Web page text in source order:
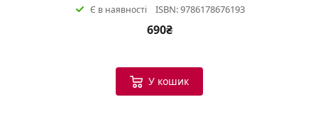
Є в наявності ISBN: 9786178676193
690₴
У кошик